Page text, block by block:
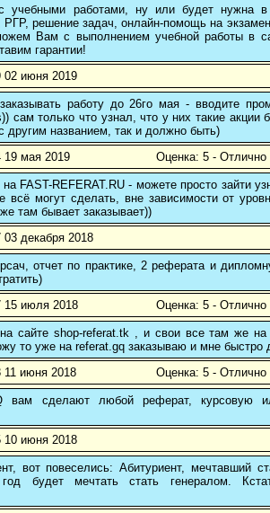
работами, ну или будет нужна в
РГР, решение задач, онлайн-помощь на
Вам с выполнением учебной работы в
гарантии!
02 июня 2019
работу до 26го мая - вводите
сам только что узнал, что у них такие акции
другим названием, так и должно быть)
19 мая 2019 Оценка: 5 - Отлично
FAST-REFERAT.RU - можете просто зайти
всё могут сделать, вне зависимости от
там бывает заказывает))
03 декабря 2018
отчет по практике, 2 реферата и
15 июля 2018 Оценка: 5 - Отлично
сайте shop-referat.tk , и свои все там же
то уже на referat.gq заказываю и мне быстро
11 июня 2018 Оценка: 5 - Отлично
вам сделают любой реферат, курсовую
10 июня 2018
вот повеселись: Абитуриент, мечтавший
будет мечтать стать генералом.